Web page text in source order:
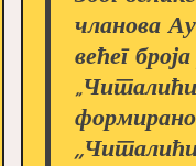
чланова
већег